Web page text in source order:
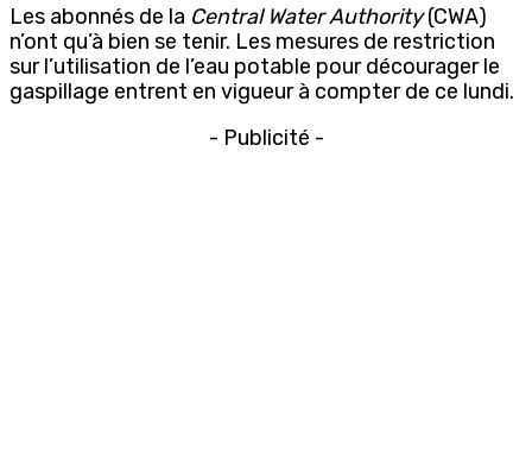
Les abonnés de la Central Water Authority(CWA)
n’ont qu’à bien se tenir. Les mesures de restriction
sur l’utilisation de l’eau potable pour décourager le
gaspillage entrent en vigueur à compter de ce lundi.
- Publicité -